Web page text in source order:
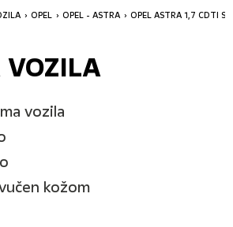
OPEL OPEL - ASTRA OPEL ASTRA 1,7 CDTI
vozila
kožom